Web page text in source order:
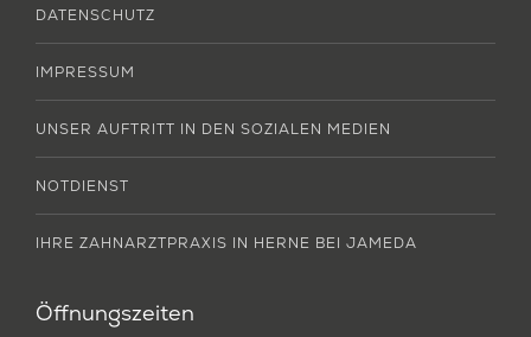
DATENSCHUTZ
IMPRESSUM
UNSER AUFTRITT IN DEN SOZIALEN MEDIEN
NOTDIENST
IHRE ZAHNARZTPRAXIS IN HERNE BEI JAMEDA
Öffnungszeiten